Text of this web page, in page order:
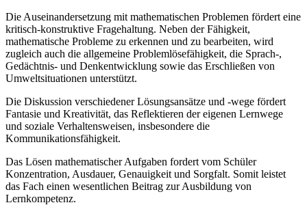
Die Auseinandersetzung mit mathematischen Problemen fördert eine
kritisch-konstruktive Fragehaltung. Neben der Fähigkeit,
mathematische Probleme zu erkennen und zu bearbeiten, wird
zugleich auch die allgemeine Problemlösefähigkeit, die Sprach-,
Gedächtnis- und Denkentwicklung sowie das Erschließen von
Umweltsituationen unterstützt.
Die Diskussion verschiedener Lösungsansätze und -wege fördert
Fantasie und Kreativität, das Reflektieren der eigenen Lernwege
und soziale Verhaltensweisen, insbesondere die
Kommunikationsfähigkeit.
Das Lösen mathematischer Aufgaben fordert vom Schüler
Konzentration, Ausdauer, Genauigkeit und Sorgfalt. Somit leistet
das Fach einen wesentlichen Beitrag zur Ausbildung von
Lernkompetenz.